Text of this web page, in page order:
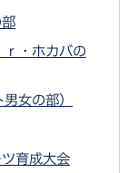
・ホカバの
女の部）
育成大会